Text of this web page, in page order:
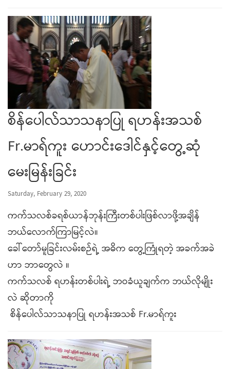
စိန်ပေါလ်သာသနာပြု ရဟန်းအသစ်
Fr.မာရ်ကူး ဟောင်းဒေါင်နှင့်တွေ့ဆုံ
မေးမြန်းခြင်း
Saturday, February 29, 2020
ကက်သလစ်ခရစ်ယာန်ဘုန်းကြီးတစ်ပါးဖြစ်လာဖို့အချိန်
ဘယ်လောက်ကြာမြင့်လဲ။
ခေါ်တော်မူခြင်းလမ်းစဉ်ရဲ့ အဓိက တွေ့ကြုံရတဲ့ အခက်အခဲ
ဟာ ဘာတွေလဲ ။
ကက်သလစ် ရဟန်းတစ်ပါးရဲ့ ဘဝခံယူချက်က ဘယ်လိုမျိုး
လဲ ဆိုတာကို
စိန်ပေါလ်သာသနာပြု ရဟန်းအသစ် Fr.မာရ်ကူး